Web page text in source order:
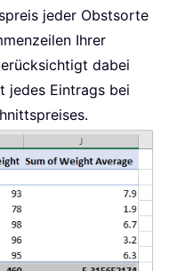
jeder Obstsorte
Ihrer
dabei
jedes Eintrags bei